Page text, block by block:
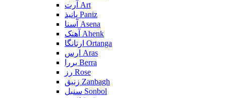
آرت Art
پانیذ Paniz
آسنا Asena
آهنک Ahenk
ارتانگا Ortanga
ارس Aras
بررا Berra
رز Rose
زنبق Zanbagh
سنبل Sonbol